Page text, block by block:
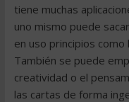
tiene muchas
uno mismo puede
en uso principios
También se puede
creatividad o el
las cartas de forma